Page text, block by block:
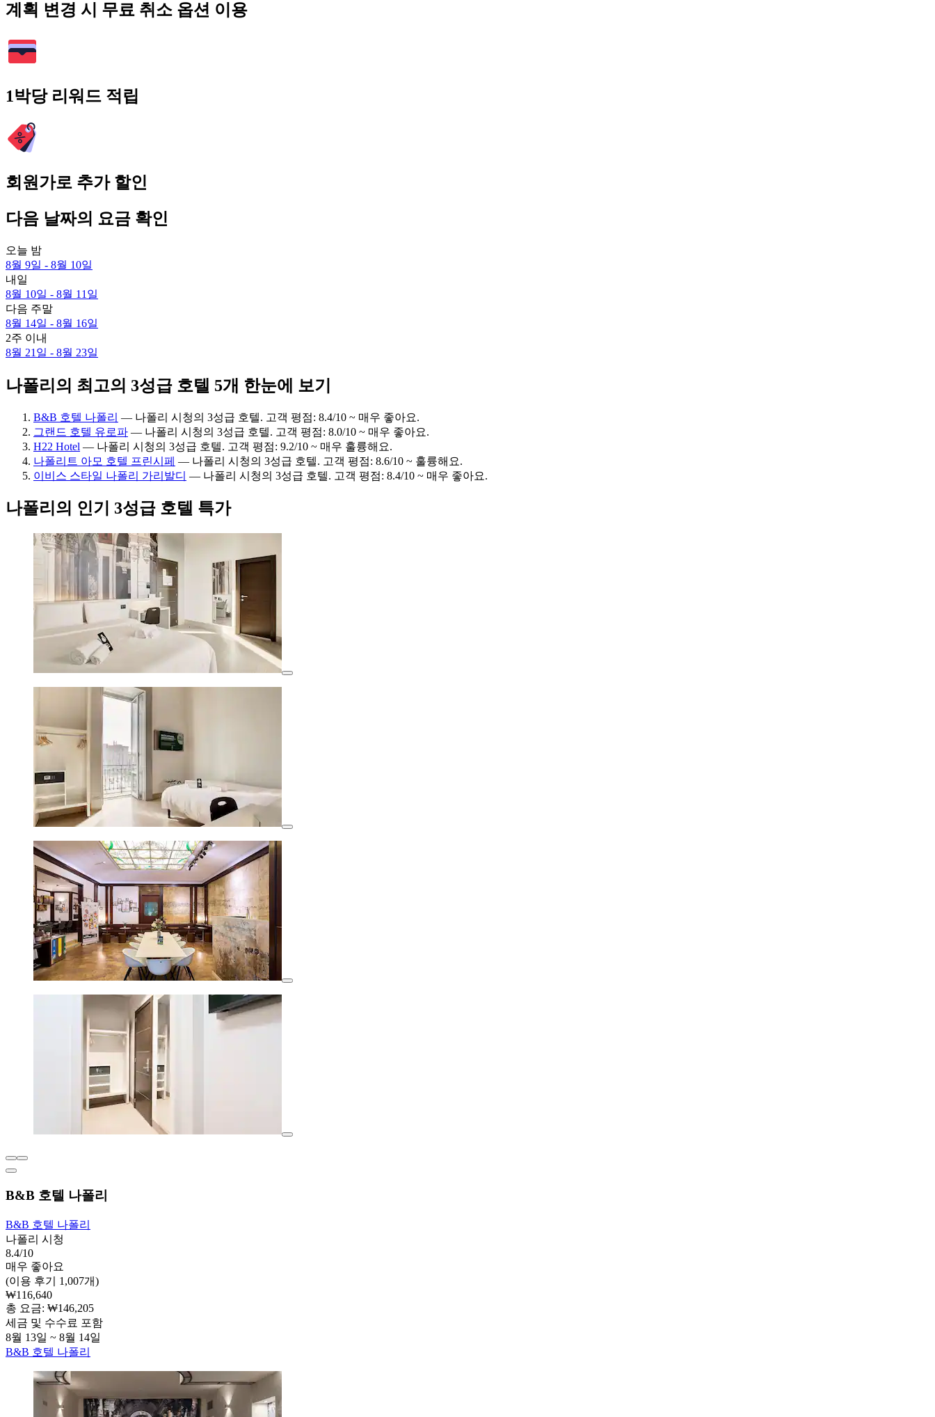
계획 변경 시 무료 취소 옵션 이용
1박당 리워드 적립
회원가로 추가 할인
다음 날짜의 요금 확인
오늘 밤
8월 9일 - 8월 10일
내일
8월 10일 - 8월 11일
다음 주말
8월 14일 - 8월 16일
2주 이내
8월 21일 - 8월 23일
나폴리의 최고의 3성급 호텔 5개 한눈에 보기
B&B 호텔 나폴리 — 나폴리 시청의 3성급 호텔. 고객 평점: 8.4/10 ~ 매우 좋아요.
그랜드 호텔 유로파 — 나폴리 시청의 3성급 호텔. 고객 평점: 8.0/10 ~ 매우 좋아요.
H22 Hotel — 나폴리 시청의 3성급 호텔. 고객 평점: 9.2/10 ~ 매우 훌륭해요.
나폴리트 아모 호텔 프린시페 — 나폴리 시청의 3성급 호텔. 고객 평점: 8.6/10 ~ 훌륭해요.
이비스 스타일 나폴리 가리발디 — 나폴리 시청의 3성급 호텔. 고객 평점: 8.4/10 ~ 매우 좋아요.
나폴리의 인기 3성급 호텔 특가
B&B 호텔 나폴리
B&B 호텔 나폴리
나폴리 시청
8.4/10
매우 좋아요
(이용 후기 1,007개)
₩116,640
총 요금: ₩146,205
세금 및 수수료 포함
8월 13일 ~ 8월 14일
B&B 호텔 나폴리